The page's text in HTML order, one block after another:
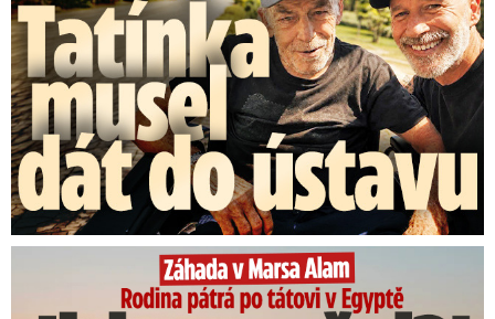
Rodina pátrá po tátovi v Egyptě: Jirka umřel?!